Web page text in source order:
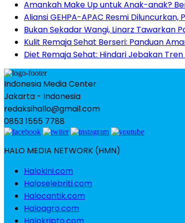
Amankah Make Up untuk Anak-anak?
Aliansi GEHPA-APAC Resmi
Bukan Sekadar Wangi, Linarz Tawarkan
Kulit Remaja Sehat Berseri: Panduan
Diet Remaja Sehat: Hindari Jebakan
Indonesia Media Center
Jakarta - Indonesia
redaksihallo@gmail.com
0853 1555 7788
HALO MEDIA NETWORK (HMN)
Halokini.com
Haloselebriti.com
Halocantik.com
Haloagro.com
Halokripto.com